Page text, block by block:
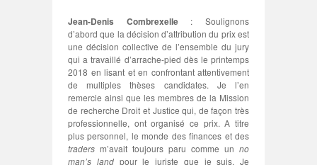
Jean-Denis Combrexelle: Soulignons
d’abord que la décision d’attribution du prix est
une décision collective de l’ensemble du jury
qui a travaillé d’arrache-pied dès le printemps
2018 en lisant et en confrontant attentivement
de multiples thèses candidates. Je l’en
remercie ainsi que les membres de la Mission
de recherche Droit et Justice qui, de façon très
professionnelle, ont organisé ce prix. A titre
plus personnel, le monde des finances et des
traders m’avait toujours paru comme un no
man’s landpour le juriste que je suis. Je